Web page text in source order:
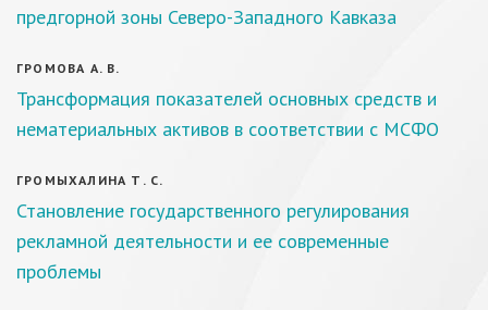
предгорной зоны Северо-Западного Кавказа
ГРОМОВА А. В.
Трансформация показателей основных средств и
нематериальных активов в соответствии с МСФО
ГРОМЫХАЛИНА Т. С.
Становление государственного регулирования
рекламной деятельности и ее современные
проблемы